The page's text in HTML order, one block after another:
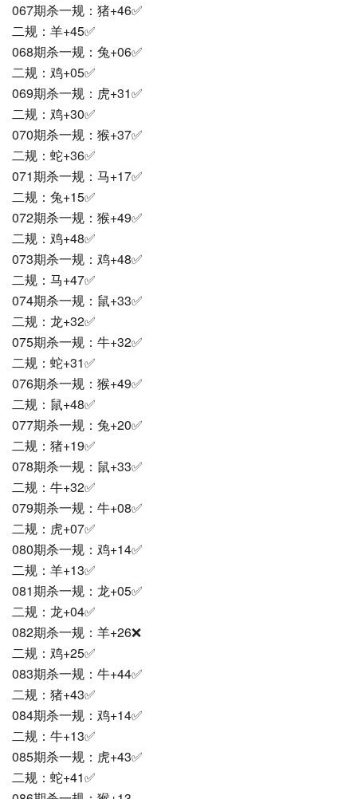
067期杀一规：猪+46✅
二规：羊+45✅
068期杀一规：兔+06✅
二规：鸡+05✅
069期杀一规：虎+31✅
二规：鸡+30✅
070期杀一规：猴+37✅
二规：蛇+36✅
071期杀一规：马+17✅
二规：兔+15✅
072期杀一规：猴+49✅
二规：鸡+48✅
073期杀一规：鸡+48✅
二规：马+47✅
074期杀一规：鼠+33✅
二规：龙+32✅
075期杀一规：牛+32✅
二规：蛇+31✅
076期杀一规：猴+49✅
二规：鼠+48✅
077期杀一规：兔+20✅
二规：猪+19✅
078期杀一规：鼠+33✅
二规：牛+32✅
079期杀一规：牛+08✅
二规：虎+07✅
080期杀一规：鸡+14✅
二规：羊+13✅
081期杀一规：龙+05✅
二规：龙+04✅
082期杀一规：羊+26❌
二规：鸡+25✅
083期杀一规：牛+44✅
二规：猪+43✅
084期杀一规：鸡+14✅
二规：牛+13✅
085期杀一规：虎+43✅
二规：蛇+41✅